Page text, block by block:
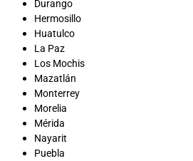
Durango
Hermosillo
Huatulco
La Paz
Los Mochis
Mazatlán
Monterrey
Morelia
Mérida
Nayarit
Puebla